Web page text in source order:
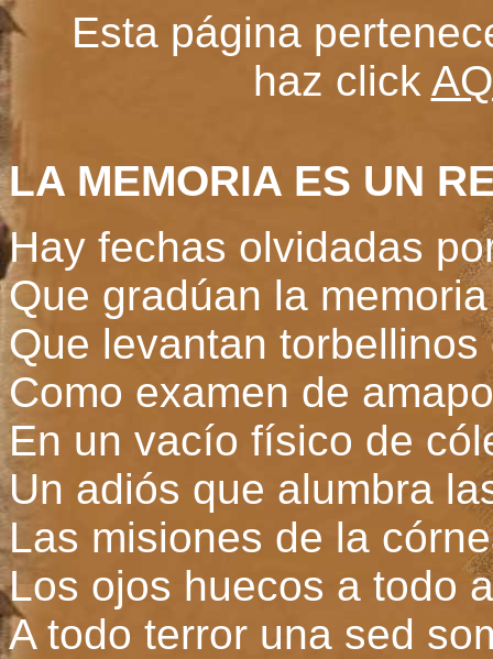
Esta página
haz click
LA MEMORIA ES UN
Hay fechas olvidadas
Que gradúan la memoria
Que levantan torbellinos
Como examen de
En un vacío físico de
Un adiós que alumbra
Las misiones de la
Los ojos huecos a todo
A todo terror una sed